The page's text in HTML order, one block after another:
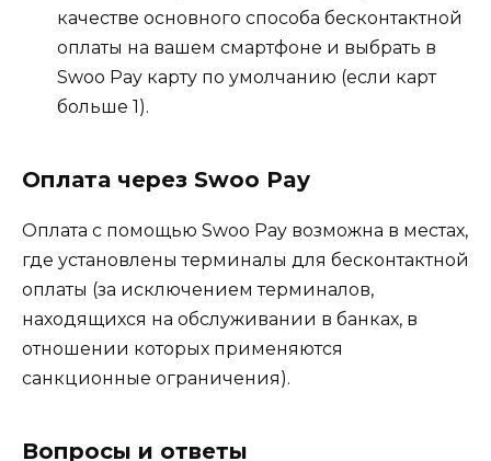
качестве основного способа бесконтактной
оплаты на вашем смартфоне и выбрать в
Swoo Pay карту по умолчанию (если карт
больше 1).
Оплата через Swoo Pay
Оплата с помощью Swoo Pay возможна в местах,
где установлены терминалы для бесконтактной
оплаты (за исключением терминалов,
находящихся на обслуживании в банках, в
отношении которых применяются
санкционные ограничения).
Вопросы и ответы